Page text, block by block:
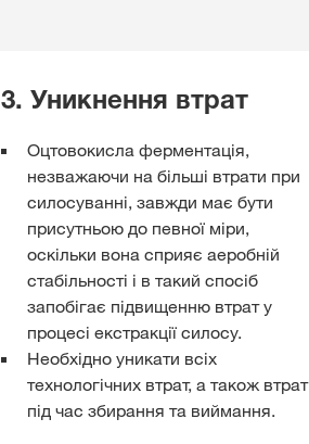
3. Уникнення втрат
Оцтовокисла ферментація,
незважаючи на більші втрати при
силосуванні, завжди має бути
присутньою до певної міри,
оскільки вона сприяє аеробній
стабільності і в такий спосіб
запобігає підвищенню втрат у
процесі екстракції силосу.
Необхідно уникати всіх
технологічних втрат, а також втрат
під час збирання та виймання.